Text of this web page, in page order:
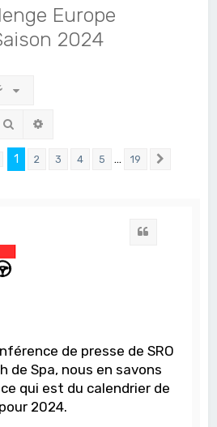
Europe
2024
Rechercher
Page sur 19
1 2 3 4 5 … 19
de presse de SRO
de Spa, nous en savons
qui est du calendrier de
2024.